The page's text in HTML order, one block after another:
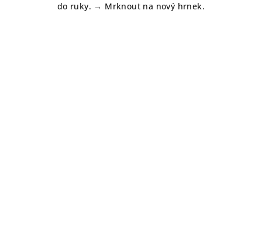
hvězdiček.
do ruky. → Mrknout na nový hrnek.